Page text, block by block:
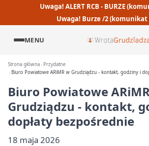
Uwaga! ALERT RCB - BURZE
Uwaga! Burze /2 (komunikat
MENU
Strona główna
Przydatne
Biuro Powiatowe ARiMR w Grudziądzu - kontakt, godziny i
Biuro Powiatowe
Grudziądzu - kontakt,
dopłaty bezpośrednie
18 maja 2026